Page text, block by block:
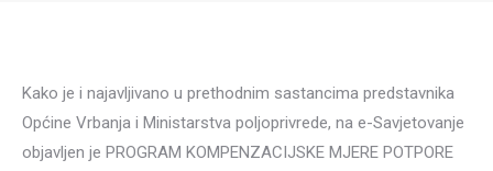
Kako je i najavljivano u prethodnim sastancima predstavnika
Općine Vrbanja i Ministarstva poljoprivrede, na e-Savjetovanje
objavljen je PROGRAM KOMPENZACIJSKE MJERE POTPORE